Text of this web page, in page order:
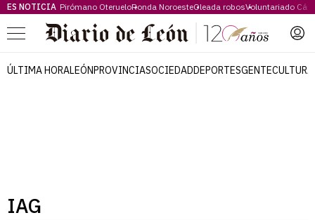
ES NOTICIA Pirómano OterueloRonda NoroesteOleada robosVoluntariado
Menú
ÚLTIMA HORALEÓNPROVINCIASOCIEDADDEPORTESGENTECULTURA
IAG